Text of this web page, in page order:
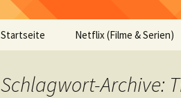
Startseite Netflix (Filme & Serien)
Schlagwort-Archive: